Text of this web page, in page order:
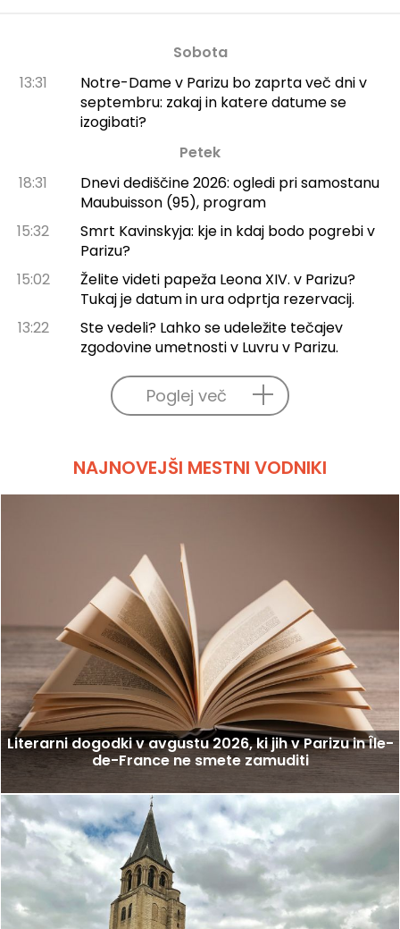
Sobota
13:31
Notre-Dame v Parizu bo zaprta več dni v
septembru: zakaj in katere datume se
izogibati?
Petek
18:31
Dnevi dediščine 2026: ogledi pri samostanu
Maubuisson (95), program
15:32
Smrt Kavinskyja: kje in kdaj bodo pogrebi v
Parizu?
15:02
Želite videti papeža Leona XIV. v Parizu?
Tukaj je datum in ura odprtja rezervacij.
13:22
Ste vedeli? Lahko se udeležite tečajev
zgodovine umetnosti v Luvru v Parizu.
Poglej več
NAJNOVEJŠI MESTNI VODNIKI
Literarni dogodki v avgustu 2026, ki jih v Parizu in Île-
de-France ne smete zamuditi